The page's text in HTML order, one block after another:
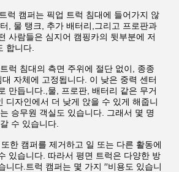
럭 캠퍼는 픽업 트럭 침대에 들어가지 않
, 물 탱크, 추가 배터리,그리고 프로판과
사람들은 심지어 캠핑카의 뒷부분에 저
합니다.
럭 침대의 측면 주위에 절단 없이, 종종
자체에 고정됩니다. 이 낮은 중력 센터
만듭니다.,물, 프로판, 배터리 같은 무거
디자인에서 더 낮게 앉을 수 있게 해줍니
승무원 객실도 있습니다. 그래서 몇 명
수 있습니다.
한 캠퍼를 제거하고 일 또는 다른 활동에
있습니다. 따라서 평면 트럭은 다양한 방
니다.트럭 캠퍼는 몇 가지 ′′비용도 있습니